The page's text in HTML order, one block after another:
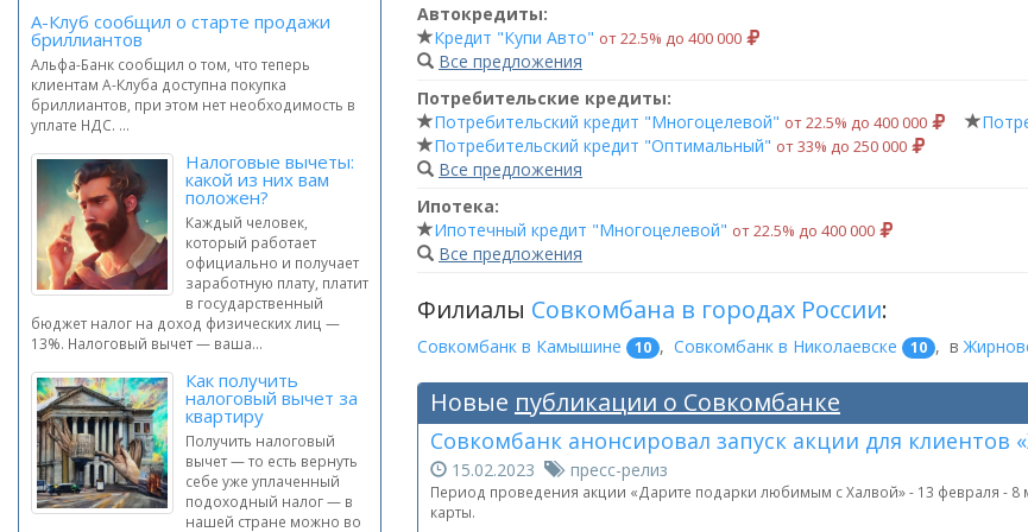
А-Клуб сообщил о старте продажи
бриллиантов
Альфа-Банк сообщил о том, что теперь
клиентам А-Клуба доступна покупка
бриллиантов, при этом нет необходимость в
уплате НДС. ...
Налоговые вычеты:
какой из них вам
положен?
Каждый человек,
который работает
официально и получает
заработную плату, платит
в государственный
бюджет налог на доход физических лиц —
13%. Налоговый вычет — ваша...
Как получить
налоговый вычет за
квартиру
Получить налоговый
вычет — то есть вернуть
себе уже уплаченный
подоходный налог — в
нашей стране можно во
Автокредиты:
Кредит "Купи Авто" от 22.5% до 400 000
Все предложения
Потребительские кредиты:
Потребительский кредит "Многоцелевой" от 22.5% до 400 000
Потребительский кредит "Оптимальный" от 33% до 250 000
Все предложения
Ипотека:
Ипотечный кредит "Многоцелевой" от 22.5% до 400 000
Все предложения
Филиалы Совкомбана в городах России:
Совкомбанк в Камышине 10 , Совкомбанк в Николаевске 10 , в
Новые публикации о Совкомбанке
Совкомбанк анонсировал запуск акции для клиентов
15.02.2023 пресс-релиз
Период проведения акции «Дарите подарки любимым с Халвой» - 13 февраля - 8
карты.